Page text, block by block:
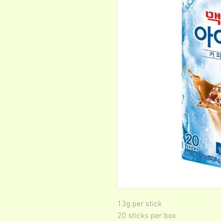
13g per stick
20 sticks per box